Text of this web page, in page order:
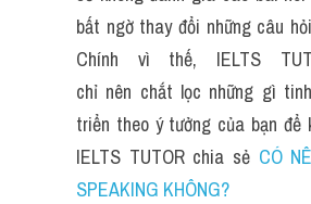
bất ngờ thay đổi những câu
Chính vì thế, IELTS
chỉ nên chắt lọc những gì
triển theo ý tưởng của bạn để
IELTS TUTOR chia sẻ CÓ
SPEAKING KHÔNG?